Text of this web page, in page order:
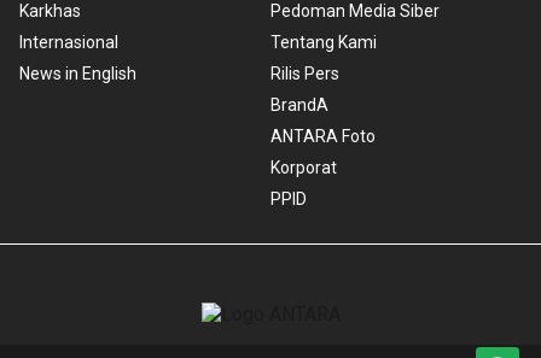
Karkhas
Internasional
News in English
Pedoman Media Siber
Tentang Kami
Rilis Pers
BrandA
ANTARA Foto
Korporat
PPID